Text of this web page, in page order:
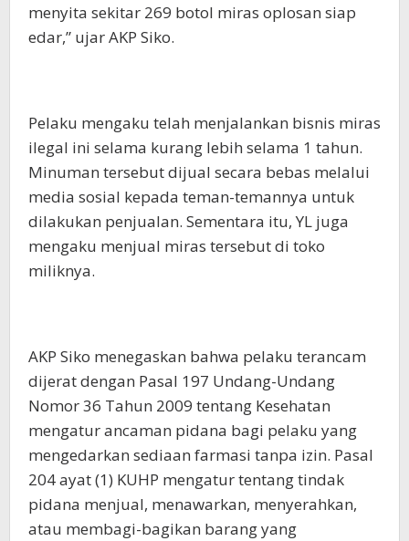
menyita sekitar 269 botol miras oplosan siap
edar,” ujar AKP Siko.
Pelaku mengaku telah menjalankan bisnis miras
ilegal ini selama kurang lebih selama 1 tahun.
Minuman tersebut dijual secara bebas melalui
media sosial kepada teman-temannya untuk
dilakukan penjualan. Sementara itu, YL juga
mengaku menjual miras tersebut di toko
miliknya.
AKP Siko menegaskan bahwa pelaku terancam
dijerat dengan Pasal 197 Undang-Undang
Nomor 36 Tahun 2009 tentang Kesehatan
mengatur ancaman pidana bagi pelaku yang
mengedarkan sediaan farmasi tanpa izin. Pasal
204 ayat (1) KUHP mengatur tentang tindak
pidana menjual, menawarkan, menyerahkan,
atau membagi-bagikan barang yang